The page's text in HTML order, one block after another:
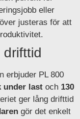
eller
justeras för att
erbjuder PL 800
under last och 130
ger lång drifttid
gör det enkelt